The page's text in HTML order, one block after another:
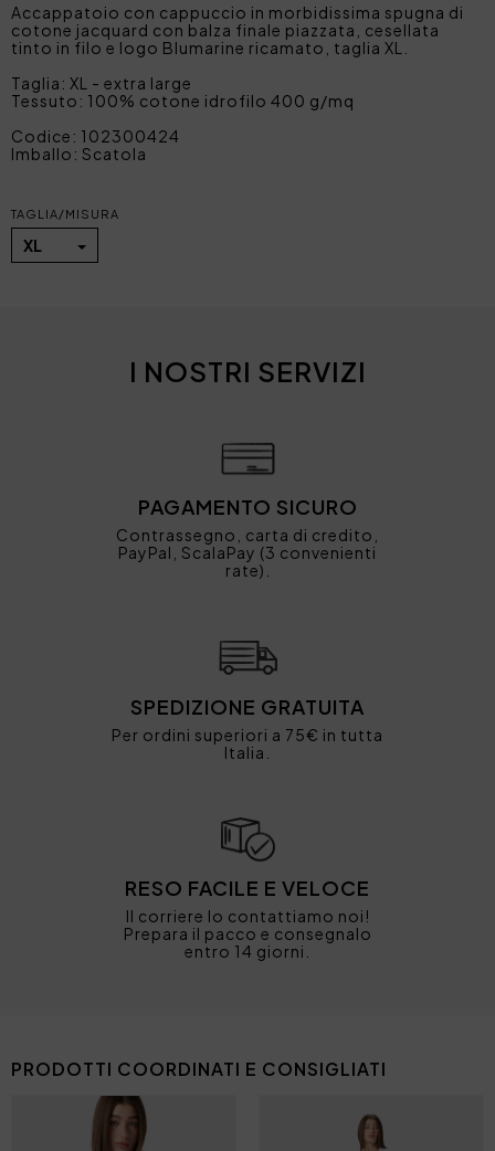
Accappatoio con cappuccio in morbidissima spugna di
cotone jacquard con balza finale piazzata, cesellata
tinto in filo e logo Blumarine ricamato, taglia XL.
Taglia: XL - extra large
Tessuto: 100% cotone idrofilo 400 g/mq
Codice: 102300424
Imballo: Scatola
TAGLIA/MISURA
XL
I NOSTRI SERVIZI
PAGAMENTO SICURO
Contrassegno, carta di credito,
PayPal, ScalaPay (3 convenienti
rate).
SPEDIZIONE GRATUITA
Per ordini superiori a 75€ in tutta
Italia.
RESO FACILE E VELOCE
Il corriere lo contattiamo noi!
Prepara il pacco e consegnalo
entro 14 giorni.
PRODOTTI COORDINATI E CONSIGLIATI